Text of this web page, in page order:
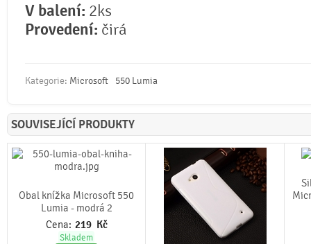
V balení: 2ks
Provedení: čirá
Kategorie: Microsoft 550 Lumia
SOUVISEJÍCÍ PRODUKTY
Obal knížka Microsoft 550
Lumia - modrá 2
Cena: 219 Kč
Skladem